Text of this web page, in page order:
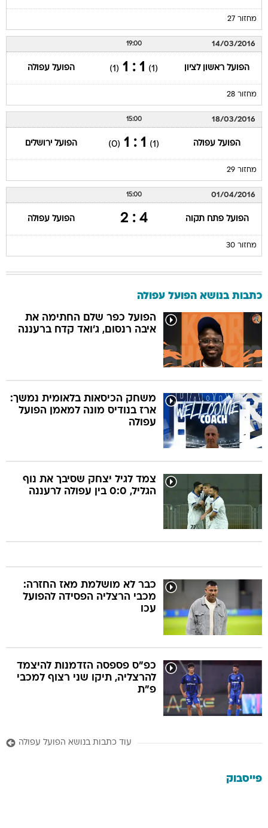
מחזור 27
14/03/2016
19:00
הפועל ראשון לציון (1)
1 : 1
(1) הפועל עפולה
מחזור 28
18/03/2016
15:00
הפועל עפולה (1)
1 : 1
(0) הפועל ירושלים
מחזור 29
01/04/2016
15:00
הפועל פתח תקוה 4 : 2 הפועל עפולה
מחזור 30
כתבות בנושא הפועל עפולה
הפועל כפר שלם החתימה את
איבה רנסום, ג'ואד קדח ברעננה
משחק הכיסאות בלאומית נמשך:
ארז בנודיס מונה למאמן הפועל
עפולה
צמד לגיל יצחק שסיבך את נוף
הגליל, 0:0 בין עפולה לרעננה
כבר לא מושלמת מאז החזרה:
מכבי הרצליה הפסידה להפועל
עכו
כפ"ס פספסה הזדמנות להיצמד
להרצליה, תיקו שני רצוף למכבי
פ"ת
עוד כתבות בנושא הפועל עפולה
פייסבוק